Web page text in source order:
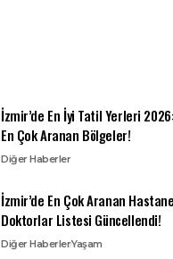
İzmir’de En İyi Tatil Yerleri
En Çok Aranan Bölgeler!
Diğer Haberler
İzmir’de En Çok Aranan
Doktorlar Listesi Güncellendi!
Diğer HaberlerYaşam